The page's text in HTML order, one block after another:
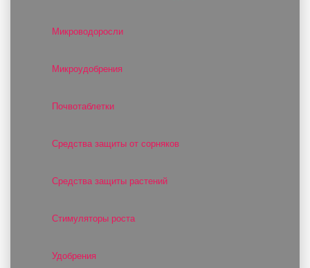
Микроводоросли
Микроудобрения
Почвотаблетки
Средства защиты от сорняков
Средства защиты растений
Стимуляторы роста
Удобрения